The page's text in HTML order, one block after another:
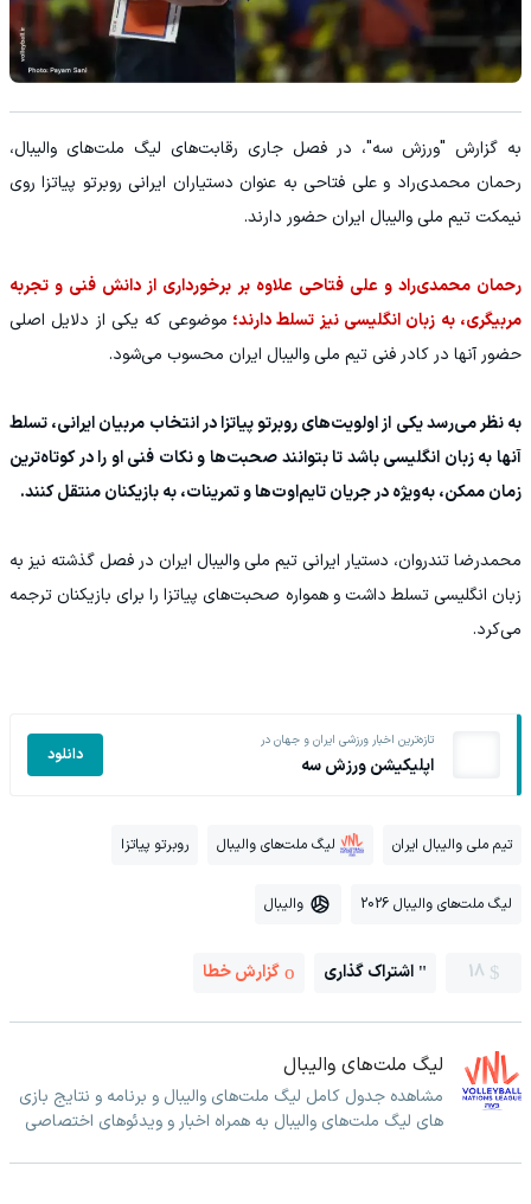
به گزارش "ورزش سه"، در فصل جاری رقابت‌های لیگ ملت‌های والیبال،
رحمان محمدی‌راد و علی فتاحی به عنوان دستیاران ایرانی روبرتو پیاتزا روی
نیمکت تیم ملی والیبال ایران حضور دارند.
رحمان محمدی‌راد و علی فتاحی علاوه بر برخورداری از دانش فنی و تجربه
مربیگری، به زبان انگلیسی نیز تسلط دارند؛ موضوعی که یکی از دلایل اصلی
حضور آنها در کادر فنی تیم ملی والیبال ایران محسوب می‌شود.
به نظر می‌رسد یکی از اولویت‌های روبرتو پیاتزا در انتخاب مربیان ایرانی، تسلط
آنها به زبان انگلیسی باشد تا بتوانند صحبت‌ها و نکات فنی او را در کوتاه‌ترین
زمان ممکن، به‌ویژه در جریان تایم‌اوت‌ها و تمرینات، به بازیکنان منتقل کنند.
محمدرضا تندروان، دستیار ایرانی تیم ملی والیبال ایران در فصل گذشته نیز به
زبان انگلیسی تسلط داشت و همواره صحبت‌های پیاتزا را برای بازیکنان ترجمه
می‌کرد.
تازه‌ترین اخبار ورزشی ایران و جهان در
اپلیکیشن ورزش سه دانلود
تیم ملی والیبال ایران لیگ ملت‌های والیبال روبرتو پیاتزا
لیگ ملت‌های والیبال 2026 والیبال
18 اشتراک گذاری گزارش خطا
لیگ ملت‌های والیبال
مشاهده جدول کامل لیگ ملت‌های والیبال و برنامه و نتایج بازی
های لیگ ملت‌های والیبال به همراه اخبار و ویدئوهای اختصاصی